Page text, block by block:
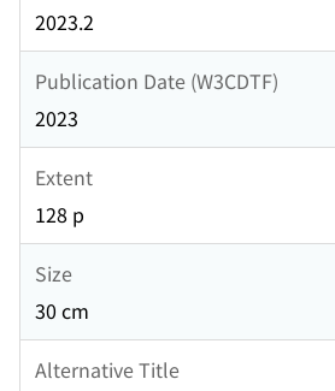
2023.2
Publication Date (W3CDTF)
2023
Extent
128 p
Size
30 cm
Alternative Title